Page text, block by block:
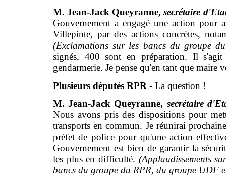
M. Jean-Jack Queyranne, secrétaire
Gouvernement a engagé une action pour
Villepinte, par des actions concrètes,
(Exclamations sur les bancs du groupe
signés, 400 sont en préparation. Il
gendarmerie. Je pense qu'en tant que maire
Plusieurs députés RPR - La question !
M. Jean-Jack Queyranne, secrétaire
Nous avons pris des dispositions pour
transports en commun. Je réunirai
préfet de police pour qu'une action
Gouvernement est bien de garantir la
les plus en difficulté. (Applaudissements
bancs du groupe du RPR, du groupe UDF